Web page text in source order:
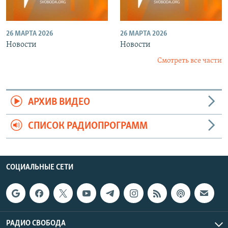
26 МАРТА 2026
Новости
26 МАРТА 2026
Новости
Смотреть все части
АРХИВ ВИДЕО
СПИСОК РАДИОПРОГРАММ
СОЦИАЛЬНЫЕ СЕТИ
РАДИО СВОБОДА